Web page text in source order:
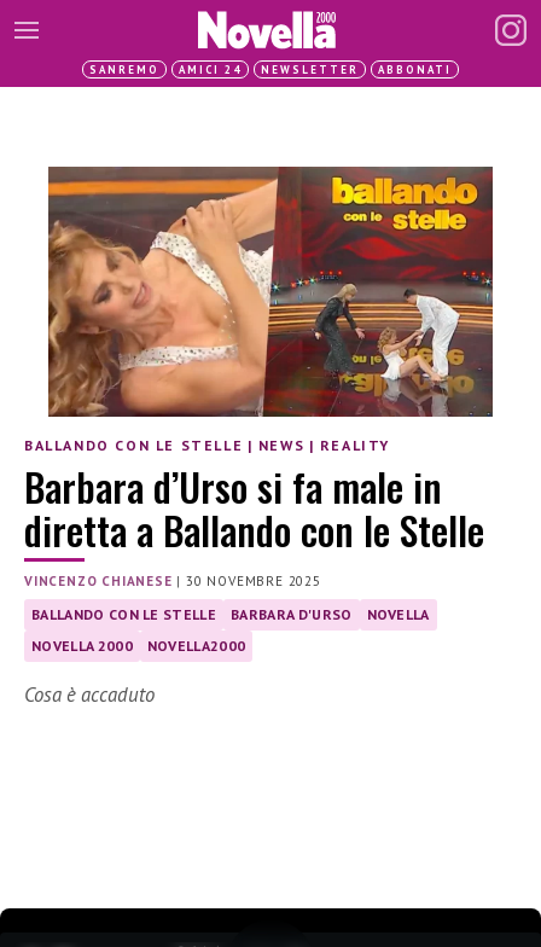
SANREMO AMICI 24 NEWSLETTER ABBONATI
BALLANDO CON LE STELLE | NEWS | REALITY
Barbara d’Urso si fa male in
diretta a Ballando con le Stelle
VINCENZO CHIANESE |30 NOVEMBRE 2025
BALLANDO CON LE STELLE BARBARA D'URSO
NOVELLA
NOVELLA 2000
NOVELLA2000
Cosa è accaduto